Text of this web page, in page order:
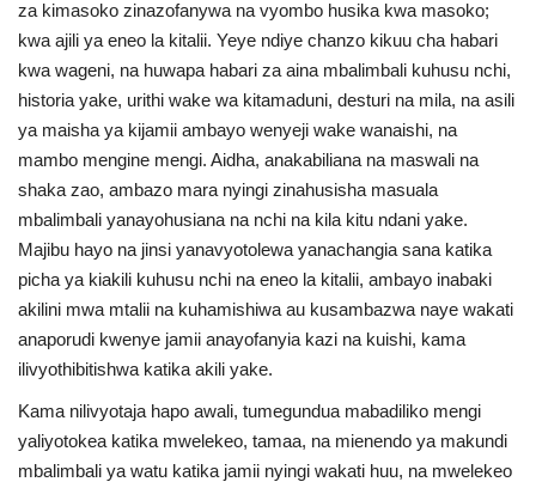
Nafasi
Washiriki
Video
Maonyesho
Wadhamini
Language
English Swahili español
French Arabic
za kimasoko zinazofanywa na vyombo husika kwa masoko;
kwa ajili ya eneo la kitalii. Yeye ndiye chanzo kikuu cha habari
kwa wageni, na huwapa habari za aina mbalimbali kuhusu nchi,
historia yake, urithi wake wa kitamaduni, desturi na mila, na asili
ya maisha ya kijamii ambayo wenyeji wake wanaishi, na
mambo mengine mengi. Aidha, anakabiliana na maswali na
shaka zao, ambazo mara nyingi zinahusisha masuala
mbalimbali yanayohusiana na nchi na kila kitu ndani yake.
Majibu hayo na jinsi yanavyotolewa yanachangia sana katika
picha ya kiakili kuhusu nchi na eneo la kitalii, ambayo inabaki
akilini mwa mtalii na kuhamishiwa au kusambazwa naye wakati
anaporudi kwenye jamii anayofanyia kazi na kuishi, kama
ilivyothibitishwa katika akili yake.
Kama nilivyotaja hapo awali, tumegundua mabadiliko mengi
yaliyotokea katika mwelekeo, tamaa, na mienendo ya makundi
mbalimbali ya watu katika jamii nyingi wakati huu, na mwelekeo